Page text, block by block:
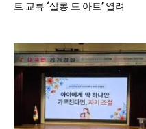
트 교류 ‘살롱 드 아트’ 열려